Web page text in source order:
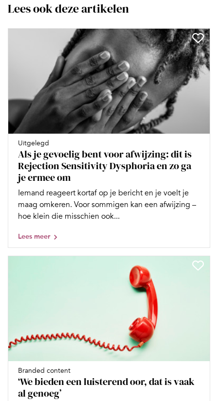
Lees ook deze artikelen
Uitgelegd
Als je gevoelig bent voor afwijzing: dit is
Rejection Sensitivity Dysphoria en zo ga
je ermee om
Iemand reageert kortaf op je bericht en je voelt je
maag omkeren. Voor sommigen kan een afwijzing –
hoe klein die misschien ook...
Lees meer
Branded content
‘We bieden een luisterend oor, dat is vaak
al genoeg’